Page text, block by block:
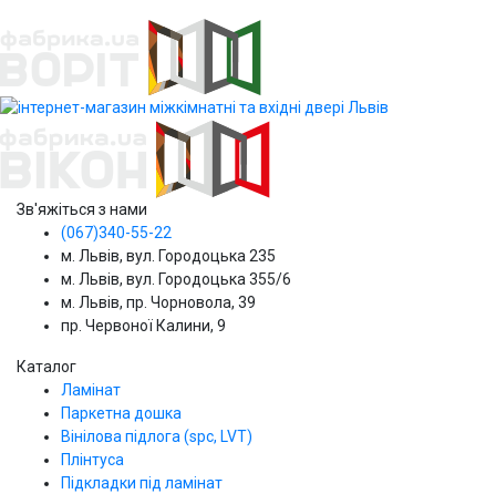
Зв'яжіться з нами
(067)340-55-22
м. Львів, вул. Городоцька 235
м. Львів, вул. Городоцька 355/6
м. Львів, пр. Чорновола, 39
пр. Червоної Калини, 9
Каталог
Ламінат
Паркетна дошка
Вінілова підлога (spc, LVT)
Плінтуса
Підкладки під ламінат